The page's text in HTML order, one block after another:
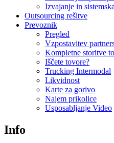
Izvajanje in
Outsourcing rešitve
Prevoznik
Pregled
Vzpostavitev
Kompletne storitve
Iščete tovore?
Trucking Intermodal
Likvidnost
Karte za gorivo
Najem prikolice
Usposabljanje Video
Info